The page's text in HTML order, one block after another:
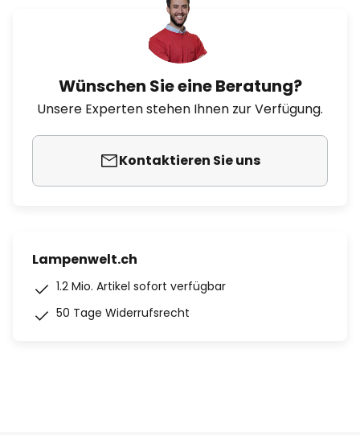
Wünschen Sie eine Beratung?
Unsere Experten stehen Ihnen zur Verfügung.
Kontaktieren Sie uns
Lampenwelt.ch
1.2 Mio. Artikel sofort verfügbar
50 Tage Widerrufsrecht